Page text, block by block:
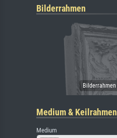
Bilderrahmen
Medium & Keilrahmen
Medium